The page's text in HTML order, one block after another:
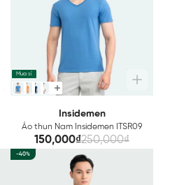
Mua sỉ
Insidemen
Áo thun Nam Insidemen ITSR09
150,000₫250,000₫
-40%